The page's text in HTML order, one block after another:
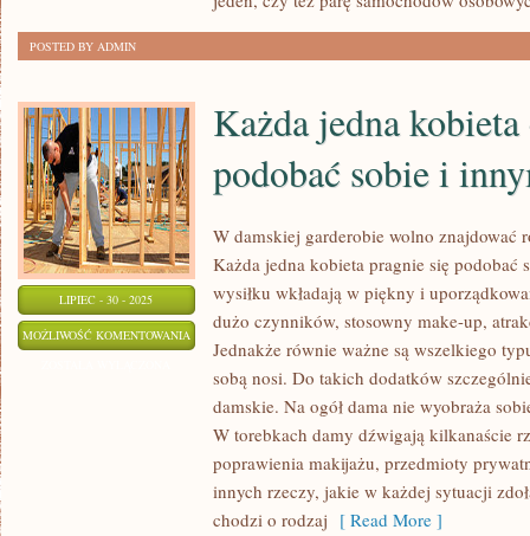
POSTED BY ADMIN
LIPIEC - 30 - 2025
MOŻLIWOŚĆ KOMENTOWANIA
SOBIE
Każda jedna kobieta
podobać sobie i
W damskiej garderobie wolno znajdować
Każda jedna kobieta pragnie się
wysiłku wkładają w piękny i
dużo czynników, stosowny make-up,
Jednakże równie ważne są wszelkiego
sobą nosi. Do takich dodatków
damskie. Na ogół dama nie wyobraża
W torebkach damy dźwigają kilkanaście
poprawienia makijażu, przedmioty
innych rzeczy, jakie w każdej sytuacji
chodzi o rodzaj [ Read More ]